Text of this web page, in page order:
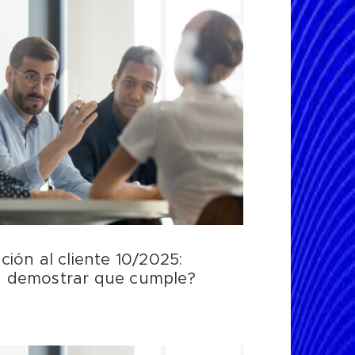
al cliente 10/2025:
demostrar que cumple?